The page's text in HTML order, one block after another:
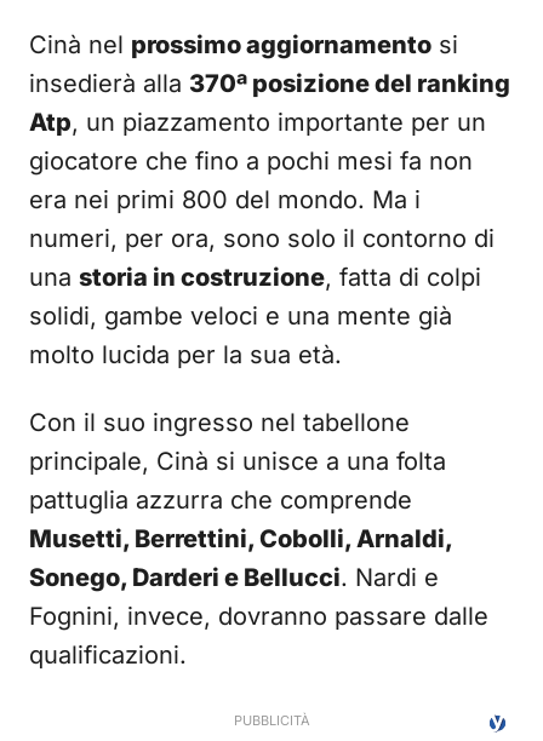
Cinà nel prossimo aggiornamento si
insedierà alla 370ª posizione del ranking
Atp, un piazzamento importante per un
giocatore che fino a pochi mesi fa non
era nei primi 800 del mondo. Ma i
numeri, per ora, sono solo il contorno di
una storia in costruzione, fatta di colpi
solidi, gambe veloci e una mente già
molto lucida per la sua età.
Con il suo ingresso nel tabellone
principale, Cinà si unisce a una folta
pattuglia azzurra che comprende
Musetti, Berrettini, Cobolli, Arnaldi,
Sonego, Darderi e Bellucci. Nardi e
Fognini, invece, dovranno passare dalle
qualificazioni.